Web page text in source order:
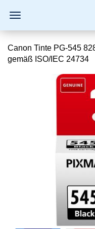
Canon Tinte PG-545
gemäß ISO/IEC 24734